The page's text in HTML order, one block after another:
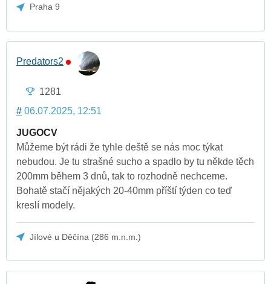
Praha 9
Predators2
1281
# 06.07.2025, 12:51
JUGOCV
Můžeme být rádi že tyhle deště se nás moc týkat
nebudou. Je tu strašné sucho a spadlo by tu někde těch
200mm během 3 dnů, tak to rozhodně nechceme.
Bohatě stačí nějakých 20-40mm příští týden co teď
kreslí modely.
Jílové u Děčína (286 m.n.m.)